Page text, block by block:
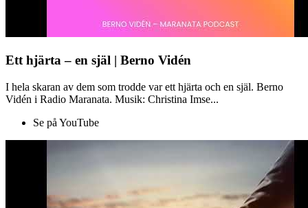
Ett hjärta – en själ | Berno Vidén
I hela skaran av dem som trodde var ett hjärta och en själ. Berno
Vidén i Radio Maranata. Musik: Christina Imse...
Se på YouTube